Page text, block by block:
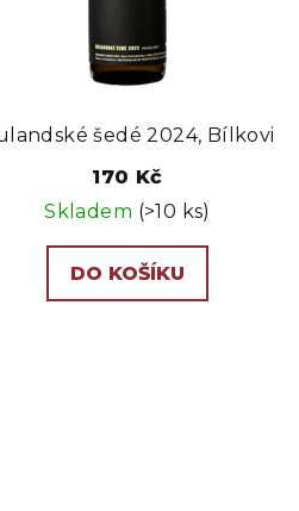
šedé 2024, Bílkovi
170 Kč
Skladem (>10 ks)
DO KOŠÍKU